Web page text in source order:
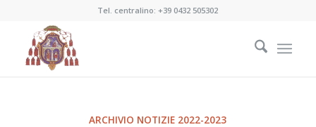
Tel. centralino:+39 0432 505302
ARCHIVIO NOTIZIE 2022-2023